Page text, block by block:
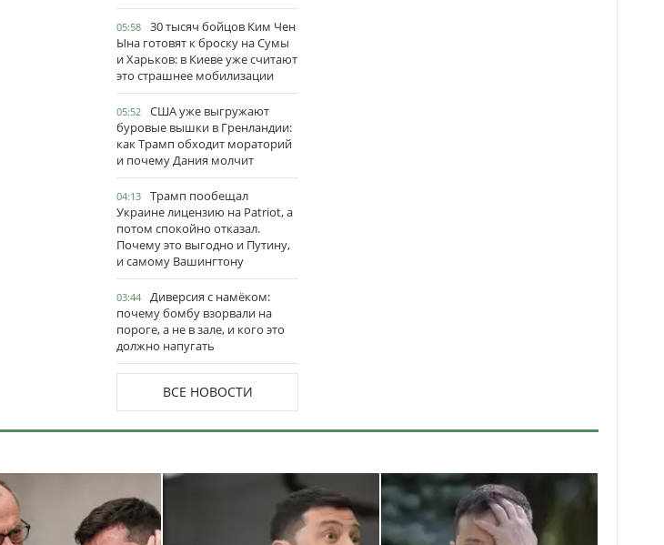
05:58
30 тысяч бойцов Ким Чен
Ына готовят к броску на Сумы
и Харьков: в Киеве уже считают
это страшнее мобилизации
05:52
США уже выгружают
буровые вышки в Гренландии:
как Трамп обходит мораторий
и почему Дания молчит
04:13
Трамп пообещал
Украине лицензию на Patriot, а
потом спокойно отказал.
Почему это выгодно и Путину,
и самому Вашингтону
03:44
Диверсия с намёком:
почему бомбу взорвали на
пороге, а не в зале, и кого это
должно напугать
ВСЕ НОВОСТИ